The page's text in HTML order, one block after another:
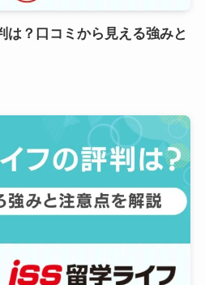
は？口コミから見える強みと